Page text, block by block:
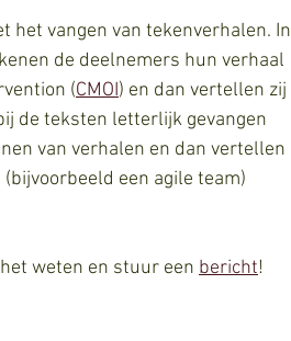
het vangen van tekenverhalen. In
de deelnemers hun verhaal
(CMOI) en dan vertellen zij
de teksten letterlijk gevangen
van verhalen en dan vertellen
een agile team)
weten en stuur een bericht!